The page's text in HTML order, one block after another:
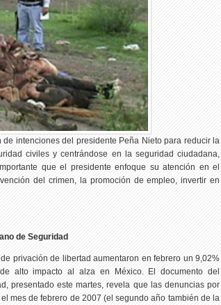
intenciones del presidente Peña Nieto para reducir la
civiles y centrándose en la seguridad ciudadana,
que el presidente enfoque su atención en el
del crimen, la promoción de empleo, invertir en
de Seguridad
privación de libertad aumentaron en febrero un 9,02%
alto impacto al alza en México. El documento del
presentado este martes, revela que las denuncias por
mes de febrero de 2007 (el segundo año también de la